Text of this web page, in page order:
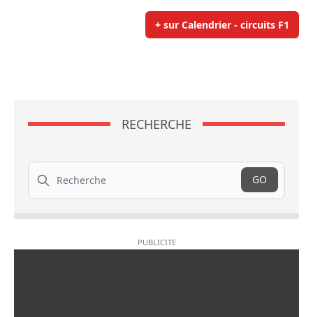
+ sur Calendrier - circuits F1
RECHERCHE
Recherche
GO